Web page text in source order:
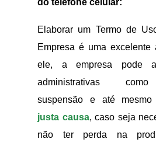
Elaborar um Termo de
Empresa é uma excelente
ele, a empresa pode
administrativas
suspensão e até
justa causa, caso seja
não ter perda na